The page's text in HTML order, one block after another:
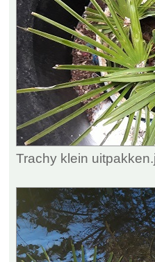
Trachy klein